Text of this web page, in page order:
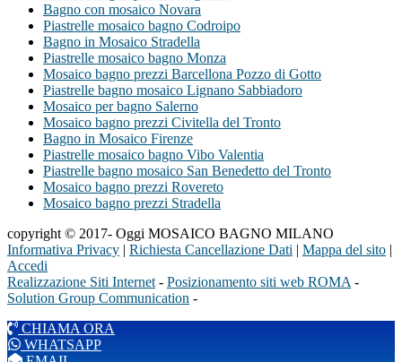
Bagno con mosaico Novara
Piastrelle mosaico bagno Codroipo
Bagno in Mosaico Stradella
Piastrelle mosaico bagno Monza
Mosaico bagno prezzi Barcellona Pozzo di Gotto
Piastrelle bagno mosaico Lignano Sabbiadoro
Mosaico per bagno Salerno
Mosaico bagno prezzi Civitella del Tronto
Bagno in Mosaico Firenze
Piastrelle mosaico bagno Vibo Valentia
Piastrelle bagno mosaico San Benedetto del Tronto
Mosaico bagno prezzi Rovereto
Mosaico bagno prezzi Stradella
copyright © 2017- Oggi MOSAICO BAGNO MILANO
Informativa Privacy | Richiesta Cancellazione Dati | Mappa del sito |
Accedi
Realizzazione Siti Internet- Posizionamento siti web ROMA-
Solution Group Communication -
CHIAMA ORA
WHATSAPP